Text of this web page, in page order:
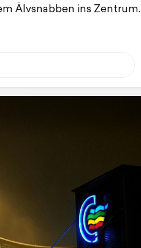
Älvsnabben ins Zentrum.